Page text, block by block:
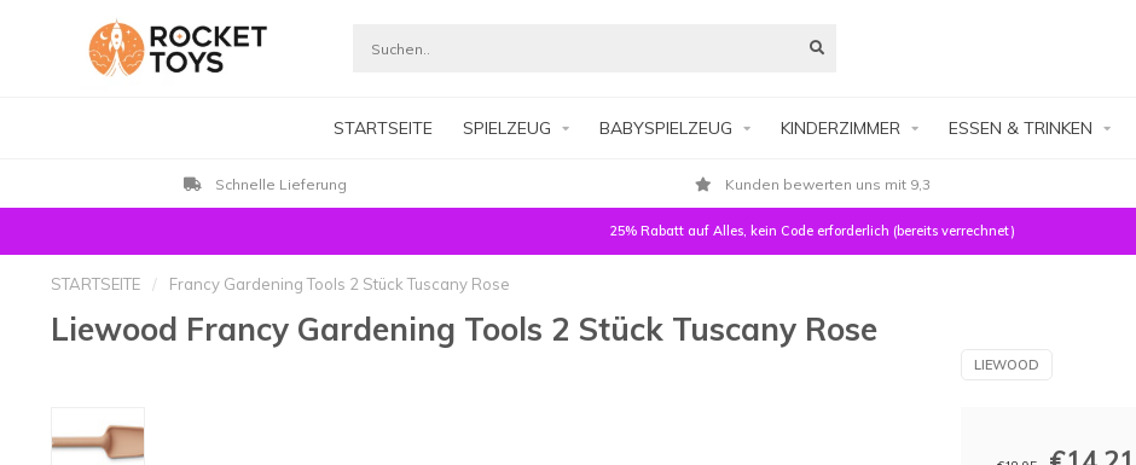
STARTSEITE SPIELZEUG BABYSPIELZEUG KINDERZIMMER ESSEN & TRINKEN
Schnelle Lieferung Kunden bewerten uns mit 9,3
25% Rabatt auf Alles, kein Code erforderlich (bereits verrechnet)
STARTSEITE / Francy Gardening Tools 2 Stück Tuscany Rose
Liewood Francy Gardening Tools 2 Stück Tuscany Rose
LIEWOOD